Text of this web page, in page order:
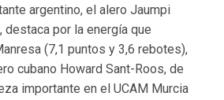
argentino, el alero Jaumpi
destaca por la energía que
(7,1 puntos y 3,6 rebotes),
cubano Howard Sant-Roos, de
importante en el UCAM Murcia